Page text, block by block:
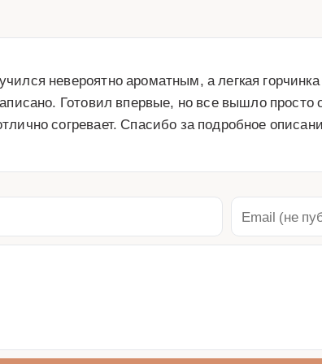
невероятно ароматным, а легкая
Готовил впервые, но все вышло
согревает. Спасибо за подробное